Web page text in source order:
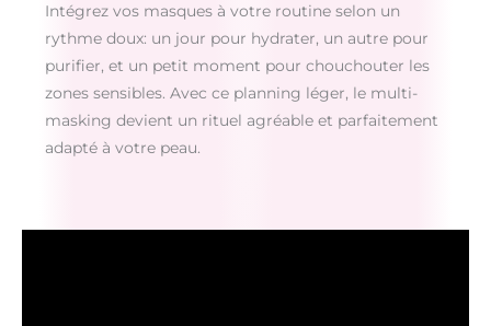
Intégrez vos masques à votre routine selon un
rythme doux: un jour pour hydrater, un autre pour
purifier, et un petit moment pour chouchouter les
zones sensibles. Avec ce planning léger, le multi-
masking devient un rituel agréable et parfaitement
adapté à votre peau.